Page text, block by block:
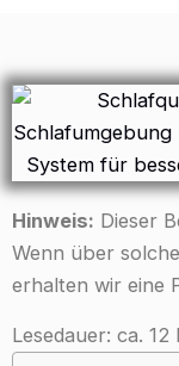
Hinweis: Dieser
Wenn über
erhalten wir eine
Lesedauer: ca. 12